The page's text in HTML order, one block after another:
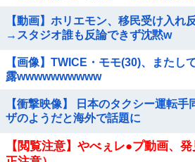
【動画】ホリエモン、移民受け入れ
→スタジオ誰も反論できず沈黙w
【画像】TWICE・モモ(30)、またし
露wwwwwwwwww
【衝撃映像】 日本のタクシー運転手
ザのようだと海外で話題に
【閲覧注意】やべぇレ●プ動画、